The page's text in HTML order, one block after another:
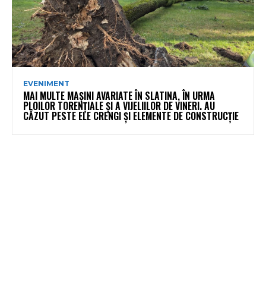
EVENIMENT
MAI MULTE MAȘINI AVARIATE ÎN SLATINA, ÎN URMA
PLOILOR TORENȚIALE ȘI A VIJELIILOR DE VINERI. AU
CĂZUT PESTE ELE CRENGI ȘI ELEMENTE DE CONSTRUCȚIE